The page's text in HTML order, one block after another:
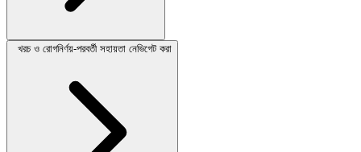
খরচ ও রোগনির্ণয়-পরবর্তী সহায়তা নেভিগেট করা